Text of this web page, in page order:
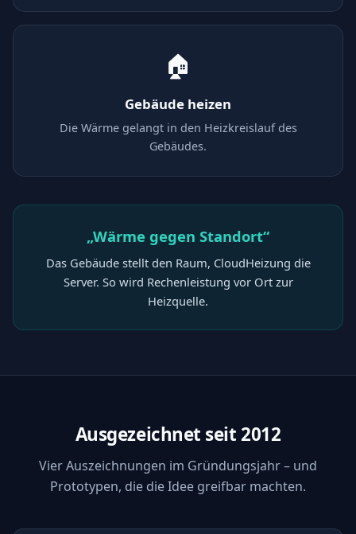
🏠
Gebäude heizen
Die Wärme gelangt in den Heizkreislauf des
Gebäudes.
„Wärme gegen Standort“
Das Gebäude stellt den Raum, CloudHeizung die
Server. So wird Rechenleistung vor Ort zur
Heizquelle.
Ausgezeichnet seit 2012
Vier Auszeichnungen im Gründungsjahr – und
Prototypen, die die Idee greifbar machten.